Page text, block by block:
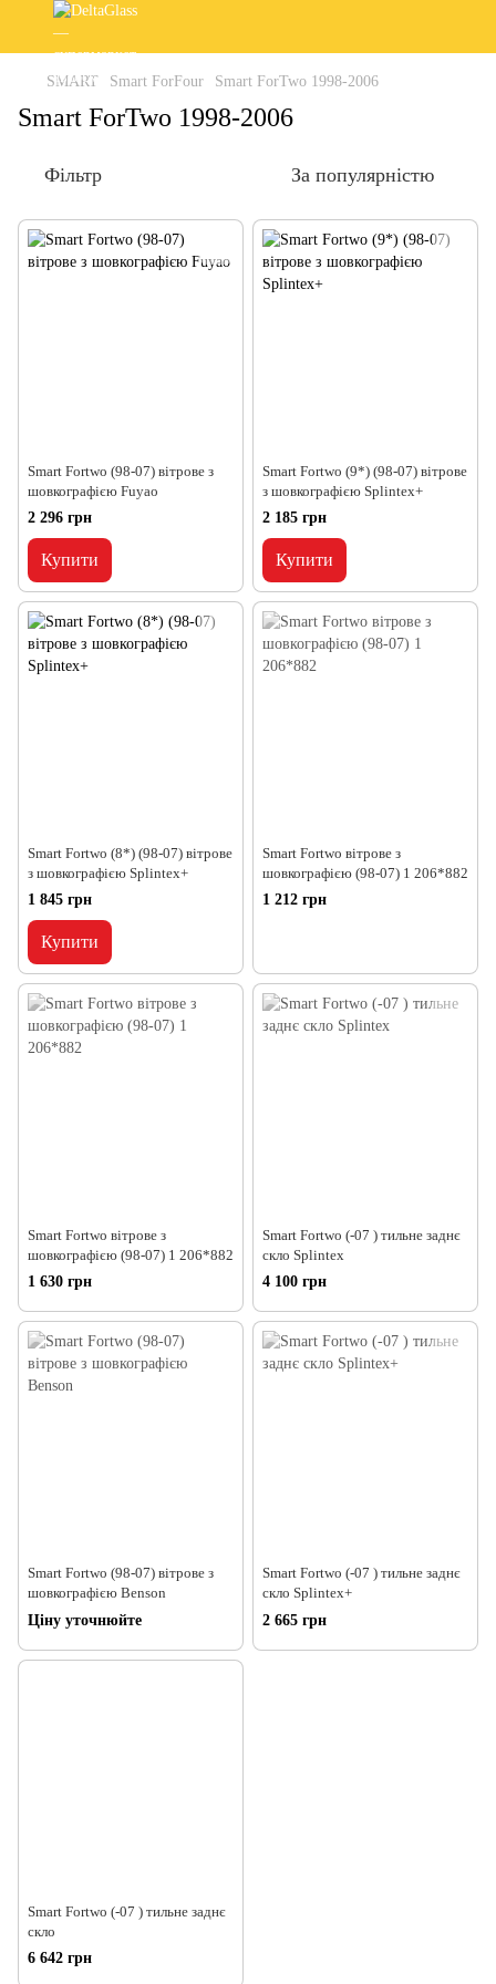
SMART Smart ForFour Smart ForTwo 1998-2006
Smart ForTwo 1998-2006
Фільтр За популярністю
Smart Fortwo (98-07) вітрове з
шовкографією Fuyao
2 296 грн
Купити
Smart Fortwo (9*) (98-07) вітрове
з шовкографією Splintex+
2 185 грн
Купити
Smart Fortwo (8*) (98-07) вітрове
з шовкографією Splintex+
1 845 грн
Купити
Smart Fortwo вітрове з
шовкографією (98-07) 1 206*882
1 212 грн
Smart Fortwo вітрове з
шовкографією (98-07) 1 206*882
1 630 грн
Smart Fortwo (-07 ) тильне заднє
скло Splintex
4 100 грн
Smart Fortwo (98-07) вітрове з
шовкографією Benson
Ціну уточнюйте
Smart Fortwo (-07 ) тильне заднє
скло Splintex+
2 665 грн
Smart Fortwo (-07 ) тильне заднє
скло
6 642 грн